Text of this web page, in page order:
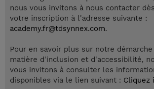
nous vous invitons à nous contacter dès
votre inscription à l'adresse suivante :
academy.fr@tdsynnex.com.
Pour en savoir plus sur notre démarche
matière d'inclusion et d'accessibilité,
vous invitons à consulter les
disponibles via le lien suivant : Cliquez